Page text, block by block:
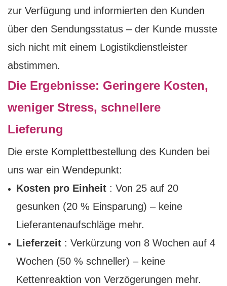
zur Verfügung und informierten den Kunden
über den Sendungsstatus – der Kunde musste
sich nicht mit einem Logistikdienstleister
abstimmen.
Die Ergebnisse: Geringere Kosten,
weniger Stress, schnellere
Lieferung
Die erste Komplettbestellung des Kunden bei
uns war ein Wendepunkt:
Kosten pro Einheit: Von 25 auf 20
gesunken (20 % Einsparung) – keine
Lieferantenaufschläge mehr.
Lieferzeit: Verkürzung von 8 Wochen auf 4
Wochen (50 % schneller) – keine
Kettenreaktion von Verzögerungen mehr.